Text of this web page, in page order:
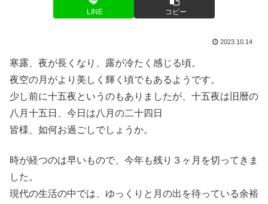
LINE コピー
2023.10.14
寒露、夜が長くなり、露が冷たく感じる頃。
夜空の月がより美しく輝く頃でもあるようです。
少し前に十五夜というのもありましたが、十五夜は旧暦の
八月十五日、今日は八月の二十四日
皆様、如何お過ごしでしょうか。
時が経つのは早いもので、今年も残り３ヶ月を切ってきま
した。
現代の生活の中では、ゆっくりと月の出を待っている余裕